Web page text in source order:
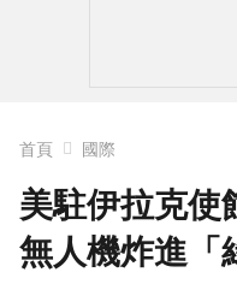
首頁 國際
美駐伊拉克使
無人機炸進「